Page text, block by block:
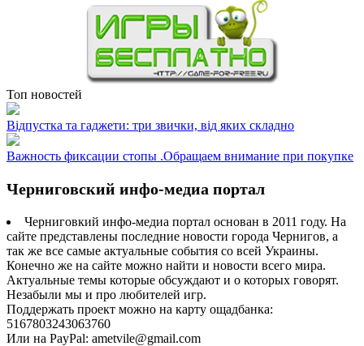
Топ новостей
Відпустка та гаджети: три звички, від яких складно
Важность фиксации стопы .Обращаем внимание при покупке
Черниговский инфо-медиа портал
Черниговкий инфо-медиа портал основан в 2011 году. На
сайте представлены последние новости города Чернигов, а
так же все самые актуальные события со всей Украины.
Конечно же на сайте можно найти и новости всего мира.
Актуальные темы которые обсуждают и о которых говорят.
Незабыли мы и про любителей игр.
Поддержать проект можно на карту ощадбанка:
5167803243063760
Или на PayPal: ametvile@gmail.com